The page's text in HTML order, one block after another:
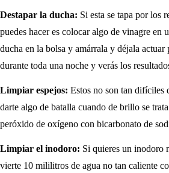
Destapar la ducha: Si esta se tapa por los
puedes hacer es colocar algo de vinagre en
ducha en la bolsa y amárrala y déjala actuar
durante toda una noche y verás los
Limpiar espejos: Estos no son tan difíciles
darte algo de batalla cuando de brillo se
peróxido de oxígeno con bicarbonato de
Limpiar el inodoro: Si quieres un inodoro
vierte 10 mililitros de agua no tan caliente